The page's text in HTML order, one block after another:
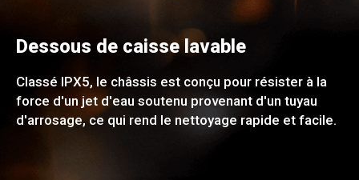
Dessous de caisse lavable
Classé IPX5, le châssis est conçu pour résister à la
force d'un jet d'eau soutenu provenant d'un tuyau
d'arrosage, ce qui rend le nettoyage rapide et facile.